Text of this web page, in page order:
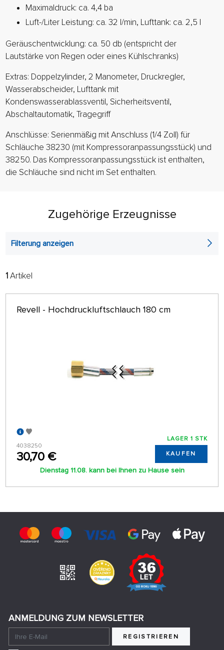
Maximaldruck: ca. 4,4 ba
Luft-/Liter Leistung: ca. 32 l/min, Lufttank: ca. 2,5 l
Geräuschentwicklung: ca. 50 db (entspricht der
Lautstärke von Regen oder eines Kühlschranks)
Extras: Doppelzylinder, 2 Manometer, Druckregler,
Wasserabscheider, Lufttank mit
Kondenswasserablassventil, Sicherheitsventil,
Abschaltautomatik, Tragegriff
Anschlüsse: Serienmäßig mit Anschluss (1/4 Zoll) für
Schläuche 38230 (mit Kompressoranpassungsstück) und
38250. Das Kompressoranpassungsstück ist enthalten,
die Schläuche sind nicht im Set enthalten.
Zugehörige Erzeugnisse
Filterung anzeigen
FILTER:
ALPHABETISCH
64 AUF SEITE
1Artikel
Revell - Hochdruckluftschlauch 180 cm
4038250
30,70 €
LAGER 1 STK
KAUFEN
Dienstag 11.08. kann bei Ihnen zu Hause sein
ANMELDUNG ZUM NEWSLETTER
REGISTRIEREN